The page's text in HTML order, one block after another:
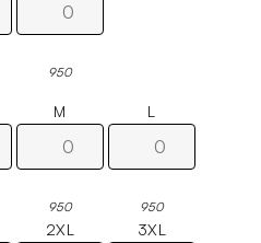
950
M
950
L
950
2XL 3XL